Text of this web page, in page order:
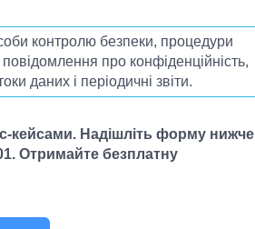
контролю безпеки, процедури
про конфіденційність,
даних і періодичні звіти.
кейсами. Надішліть форму нижче
Отримайте безплатну